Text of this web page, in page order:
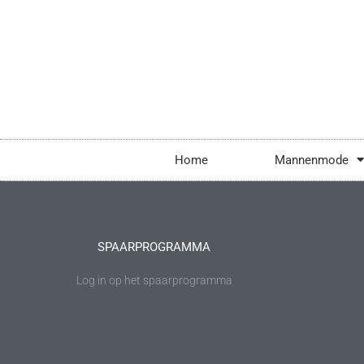
Home Mannenmode
SPAARPROGRAMMA
Log in op het spaarprogramma